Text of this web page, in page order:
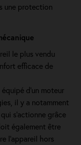
une protection
le plus vendu
efficace de
d’un moteur
il y a notamment
s'actionne grâce
également être
l'appareil hors